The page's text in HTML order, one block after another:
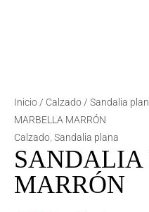
Inicio / Calzado / Sandalia
MARBELLA MARRÓN
Calzado Sandalia plana
MARRÓN
SANDALIA
MARBELLA
MARRÓN
cantidad